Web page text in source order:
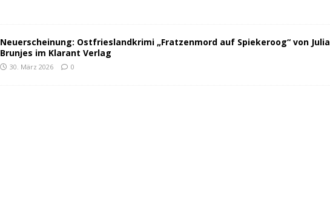
Neuerscheinung: Ostfrieslandkrimi „Fratzenmord auf Spiekeroog“ von Julia
Brunjes im Klarant Verlag
30. März 2026 0